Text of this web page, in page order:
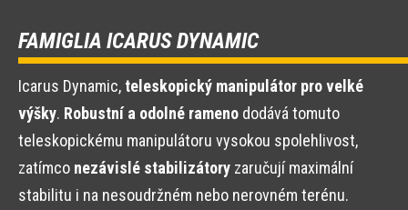
FAMIGLIA ICARUS DYNAMIC
Icarus Dynamic, teleskopický manipulátor pro velké
výšky. Robustní a odolné rameno dodává tomuto
teleskopickému manipulátoru vysokou spolehlivost,
zatímco nezávislé stabilizátory zaručují maximální
stabilitu i na nesoudržném nebo nerovném terénu.